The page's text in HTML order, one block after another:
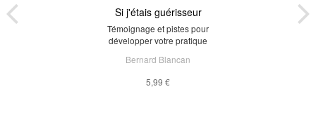
Si j'étais guérisseur
Témoignage et pistes pour
développer votre pratique
Bernard Blancan
5,99 €